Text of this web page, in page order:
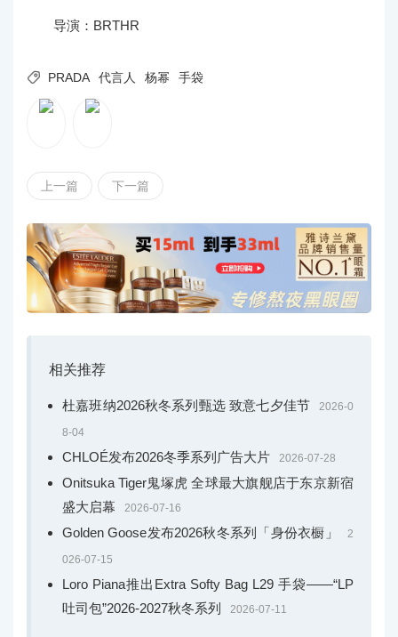
导演：BRTHR
 PRADA 代言人 杨幂 手袋
上一篇 下一篇
相关推荐
杜嘉班纳2026秋冬系列甄选 致意七夕佳节 2026-0
8-04
CHLOÉ发布2026冬季系列广告大片 2026-07-28
Onitsuka Tiger鬼塚虎 全球最大旗舰店于东京新宿
盛大启幕
2026-07-16
Golden Goose发布2026秋冬系列「身份衣橱」 2
026-07-15
Loro Piana推出Extra Softy Bag L29 手袋——“LP
吐司包”2026-2027秋冬系列
2026-07-11